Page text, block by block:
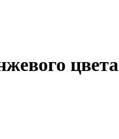
цвета